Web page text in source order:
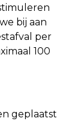
bij aan
per
100
geplaatst